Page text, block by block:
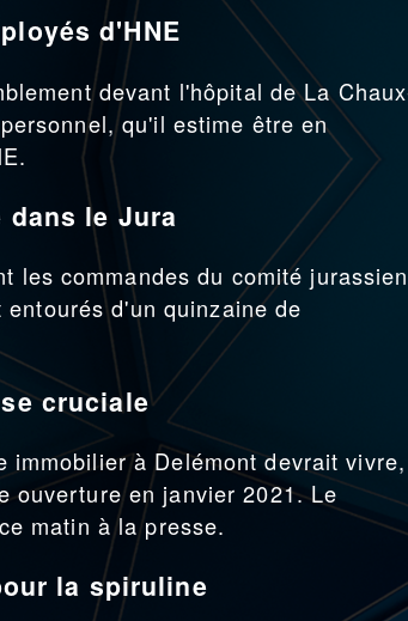
d'HNE
devant l'hôpital de La
qu'il estime être en
le Jura
les commandes du comité jurassien
d'un quinzaine de
cruciale
immobilier à Delémont devrait vivre,
ouverture en janvier 2021. Le
matin à la presse.
la spiruline